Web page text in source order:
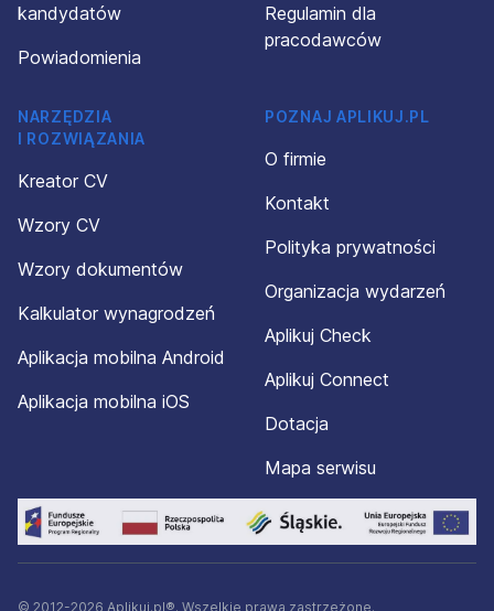
kandydatów
Powiadomienia
Regulamin dla
pracodawców
NARZĘDZIA
I ROZWIĄZANIA
Kreator CV
Wzory CV
Wzory dokumentów
Kalkulator wynagrodzeń
Aplikacja mobilna Android
Aplikacja mobilna iOS
POZNAJ APLIKUJ.PL
O firmie
Kontakt
Polityka prywatności
Organizacja wydarzeń
Aplikuj Check
Aplikuj Connect
Dotacja
Mapa serwisu
© 2012-2026 Aplikuj.pl®. Wszelkie prawa zastrzeżone.